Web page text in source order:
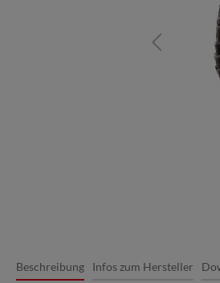
Beschreibung Infos zum Hersteller